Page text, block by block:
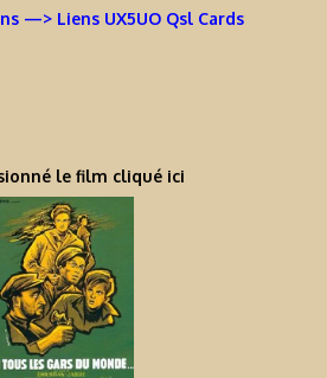
—> Liens UX5UO Qsl Cards
le film cliqué ici